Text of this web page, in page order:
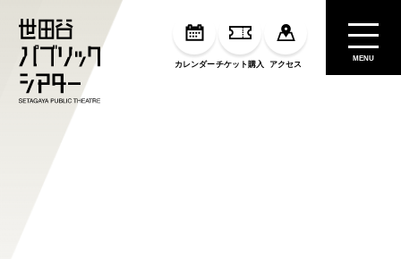
カレンダーチケット購入 アクセス
MENU